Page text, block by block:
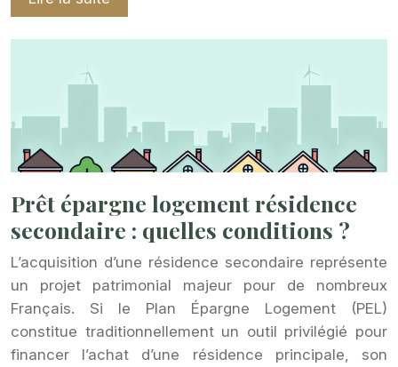
Prêt épargne logement résidence
secondaire : quelles conditions ?
L’acquisition d’une résidence secondaire représente
un projet patrimonial majeur pour de nombreux
Français. Si le Plan Épargne Logement (PEL)
constitue traditionnellement un outil privilégié pour
financer l’achat d’une résidence principale, son